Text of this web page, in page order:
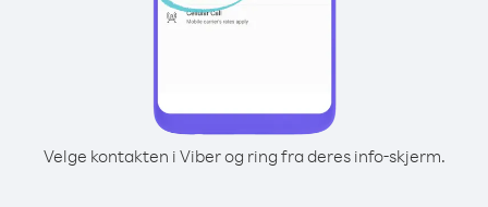
Velge kontakten i Viber og ring fra deres info-skjerm.